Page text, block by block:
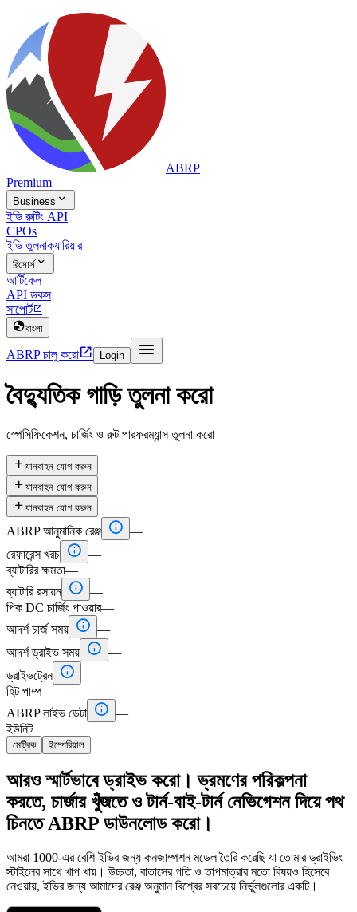
ABRP
Premium
Business 
ইভি রুটিং API
CPOs
ইভি তুলনাক্যারিয়ার
রিসোর্স
আর্টিকেল
API ডকস
সাপোর্ট
বাংলা
ABRP চালু করো Login 
বৈদ্যুতিক গাড়ি তুলনা করো
স্পেসিফিকেশন, চার্জিং ও রুট পারফরম্যান্স তুলনা করো
 যানবাহন যোগ করুন
 যানবাহন যোগ করুন
 যানবাহন যোগ করুন
ABRP আনুমানিক রেঞ্জ  —
রেফারেন্স খরচ  —
ব্যাটারির ক্ষমতা—
ব্যাটারি রসায়ন  —
পিক DC চার্জিং পাওয়ার—
আদর্শ চার্জ সময়  —
আদর্শ ড্রাইভ সময়  —
ড্রাইভট্রেন  —
হিট পাম্প—
ABRP লাইভ ডেটা  —
ইউনিট
মেট্রিক ইম্পেরিয়াল
আরও স্মার্টভাবে ড্রাইভ করো। ভ্রমণের পরিকল্পনা
করতে, চার্জার খুঁজতে ও টার্ন-বাই-টার্ন নেভিগেশন দিয়ে পথ
চিনতে ABRP ডাউনলোড করো।
আমরা 1000-এর বেশি ইভির জন্য কনজাম্পশন মডেল তৈরি করেছি যা তোমার ড্রাইভিং
স্টাইলের সাথে খাপ খায়। উচ্চতা, বাতাসের গতি ও তাপমাত্রার মতো বিষয়ও হিসেবে
নেওয়ায়, ইভির জন্য আমাদের রেঞ্জ অনুমান বিশ্বের সবচেয়ে নির্ভুলগুলোর একটি।